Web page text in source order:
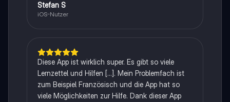
Stefan S
iOS-Nutzer
Diese App ist wirklich super. Es gibt so viele
Lernzettel und Hilfen [...]. Mein Problemfach ist
zum Beispiel Französisch und die App hat so
viele Möglichkeiten zur Hilfe. Dank dieser App